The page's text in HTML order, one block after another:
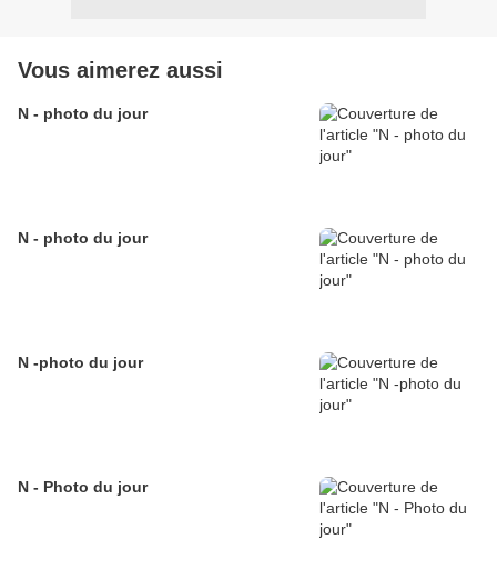
Vous aimerez aussi
N - photo du jour
N - photo du jour
N -photo du jour
N - Photo du jour